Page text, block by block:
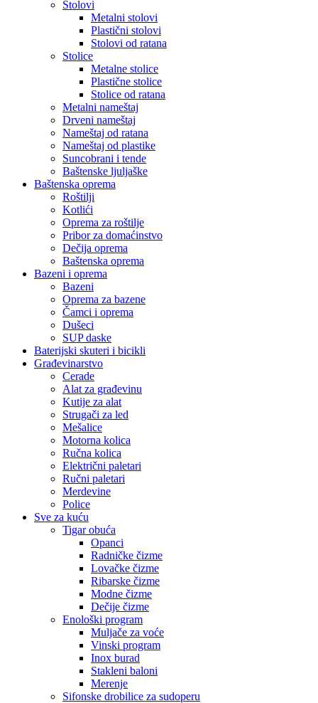
Stolovi
Metalni stolovi
Plastični stolovi
Stolovi od ratana
Stolice
Metalne stolice
Plastične stolice
Stolice od ratana
Metalni nameštaj
Drveni nameštaj
Nameštaj od ratana
Nameštaj od plastike
Suncobrani i tende
Baštenske ljuljaške
Baštenska oprema
Roštilji
Kotlići
Oprema za roštilje
Pribor za domaćinstvo
Dečija oprema
Baštenska oprema
Bazeni i oprema
Bazeni
Oprema za bazene
Čamci i oprema
Dušeci
SUP daske
Baterijski skuteri i bicikli
Građevinarstvo
Cerade
Alat za građevinu
Kutije za alat
Strugači za led
Mešalice
Motorna kolica
Ručna kolica
Električni paletari
Ručni paletari
Merdevine
Police
Sve za kuću
Tigar obuća
Opanci
Radničke čizme
Lovačke čizme
Ribarske čizme
Modne čizme
Dečije čizme
Enološki program
Muljače za voće
Vinski program
Inox burad
Stakleni baloni
Merenje
Sifonske drobilice za sudoperu